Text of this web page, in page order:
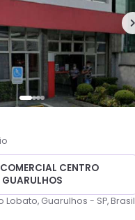
CENTRO
GUARULHOS
Guarulhos - SP, Brasil